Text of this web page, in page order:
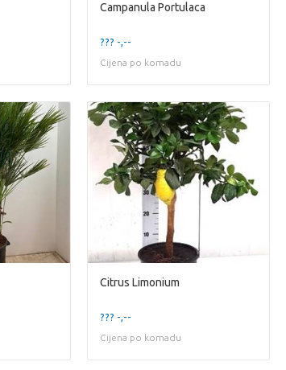
Campanula Portulaca
??? -,--
Cijena po komadu
Citrus Limonium
??? -,--
Cijena po komadu